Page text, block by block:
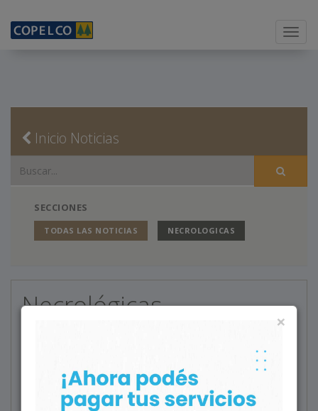
×
Menu
Inicio Noticias
SECCIONES
TODAS LAS NOTICIAS NECROLOGICAS
Necrológicas
Sergio Alfredo Barros (QEPD)